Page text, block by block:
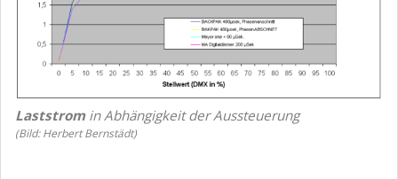
Laststrom in Abhängigkeit der Aussteuerung
(Bild: Herbert Bernstädt)